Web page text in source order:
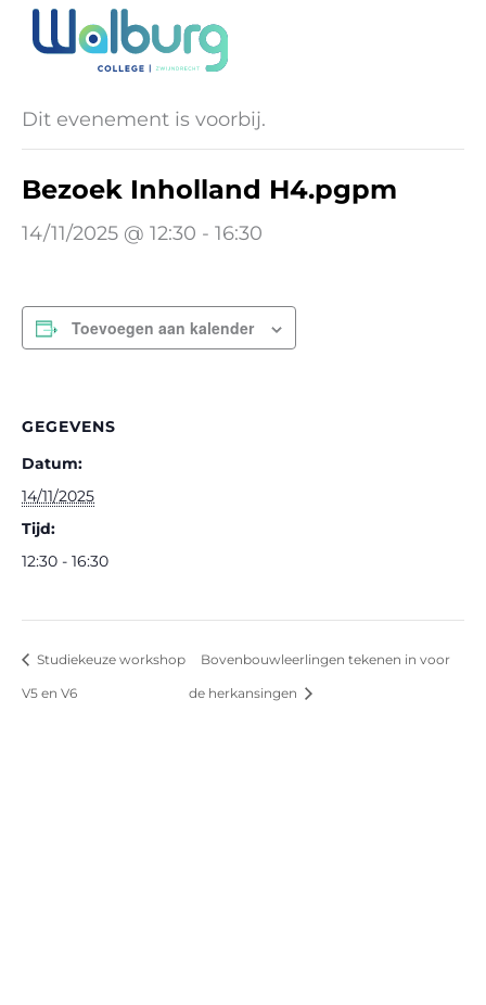
naar
inhoud
« Alle Evenementen
Dit evenement is voorbij.
Bezoek Inholland H4.pgpm
14/11/2025 @ 12:30 - 16:30
Toevoegen aan kalender
GEGEVENS
Datum:
14/11/2025
Tijd:
12:30 - 16:30
Studiekeuze workshop
V5 en V6
Bovenbouwleerlingen tekenen in voor
de herkansingen